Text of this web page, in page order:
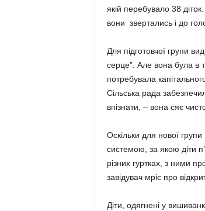
якій перебувало 38
вони звертались і до
Для підготовчої групи
серце". Але вона була в
потребувала
Сільська рада
впізнати, – вона сяє
Оскільки для нової
системою, за якою діти
різних гуртках, з ними
завідувач мріє про
Діти, одягнені у